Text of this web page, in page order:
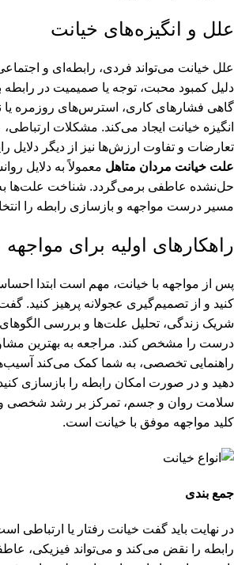
علل و انگیزه‌های خیانت
علل خیانت می‌تواند فردی، رابطه‌ای و
دلیل کمبود محبت، توجه یا صمیمیت در
گاهی فشارهای کاری، استرس‌های روزمره یا
انگیزه خیانت ایجاد می‌کند. مشکلات
تعارضات و تفاوت ارزش‌ها نیز از دیگر دلایل
علت خیانت مردان متاهل معمولاً به دلایل
حل‌نشده عاطفی برمی‌گردد. شناخت علت‌ها
مسیر درست مواجهه و بازسازی رابطه را
راهکارهای اولیه برای مواجهه
پس از مواجهه با خیانت، مهم است ابتدا
کنید و از تصمیم‌گیری عجولانه پرهیز کنید.
شریک زندگی، تحلیل علت‌ها و بررسی الگوهای
درست را مشخص کند. مراجعه به بهترین
راهنمایی تخصصی، به شما کمک می‌کند
دهید و در صورت امکان رابطه را بازسازی
سلامت روان و جسم، تمرکز بر رشد شخصی و
کلید مواجهه موفق با خیانت است.
جمع بندی
در نهایت باید گفت خیانت رفتار یا ارتباطی
رابطه را نقض می‌کند و می‌تواند فیزیکی،